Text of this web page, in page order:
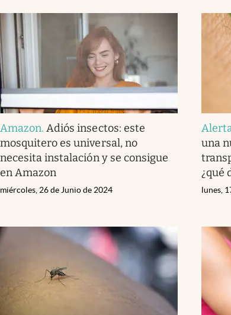
Amazon.Adiós insectos: este
mosquitero es universal, no
necesita instalación y se consigue
en Amazon
miércoles, 26 de Junio de 2024
una
¿qué
lunes,